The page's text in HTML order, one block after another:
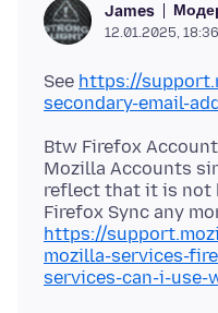
James
12.01.2025, 18:36
See https://
secondary-email-
Btw Firefox
Mozilla Accounts
reflect that it is not
Firefox Sync any
https://
mozilla-services-
services-can-i-